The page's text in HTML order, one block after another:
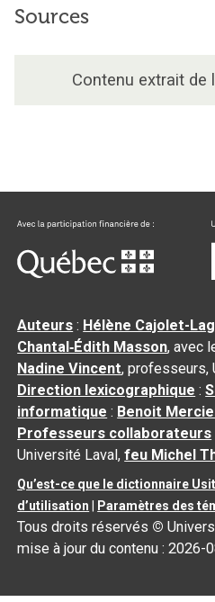
Sources
Contenu extrait de
Auteurs : Hélène Cajolet-
Chantal‑Édith Masson, avec
Nadine Vincent, professeurs,
Direction lexicographique :
informatique : Benoit
Professeurs collaborateurs
Université Laval,feu Michel
Qu’est-ce que le dictionnaire
d’utilisation
Paramètres des
Tous droits réservés ©
mise à jour du contenu :2026-